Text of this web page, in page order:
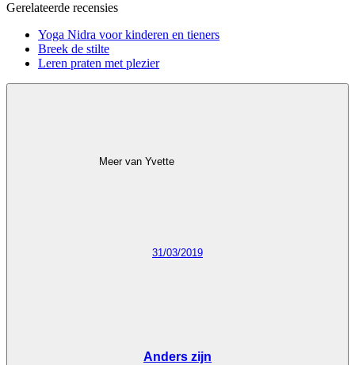
Gerelateerde recensies
Yoga Nidra voor kinderen en tieners
Breek de stilte
Leren praten met plezier
Meer van Yvette
31/03/2019
Anders zijn